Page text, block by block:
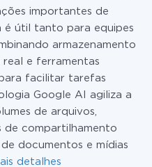
importantes de
é útil tanto para equipes
armazenamento
real e ferramentas
facilitar tarefas
Google AI agiliza a
de arquivos,
de compartilhamento
documentos e mídias
detalhes